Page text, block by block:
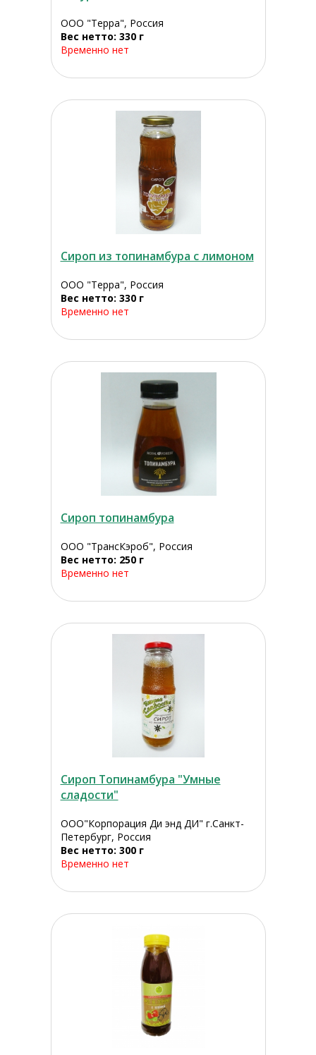
ООО "Терра", Россия
Вес нетто: 330 г
Временно нет
Сироп из топинамбура с лимоном
ООО "Терра", Россия
Вес нетто: 330 г
Временно нет
Сироп топинамбура
ООО "ТрансКэроб", Россия
Вес нетто: 250 г
Временно нет
Сироп Топинамбура "Умные
сладости"
ООО"Корпорация Ди энд ДИ" г.Санкт-
Петербург, Россия
Вес нетто: 300 г
Временно нет